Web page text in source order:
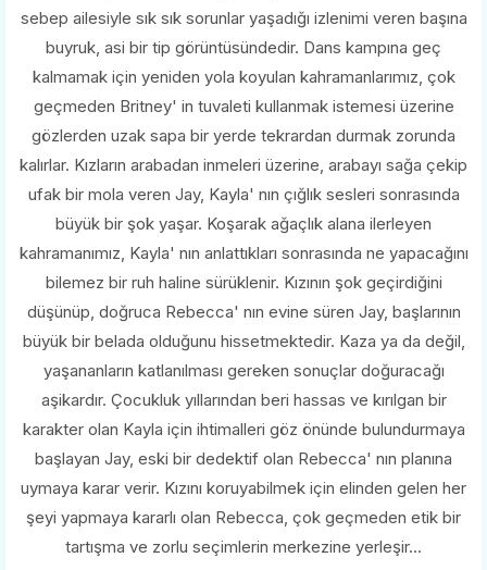
sebep ailesiyle sık sık sorunlar yaşadığı izlenimi veren başına
buyruk, asi bir tip görüntüsündedir. Dans kampına geç
kalmamak için yeniden yola koyulan kahramanlarımız, çok
geçmeden Britney' in tuvaleti kullanmak istemesi üzerine
gözlerden uzak sapa bir yerde tekrardan durmak zorunda
kalırlar. Kızların arabadan inmeleri üzerine, arabayı sağa çekip
ufak bir mola veren Jay, Kayla' nın çığlık sesleri sonrasında
büyük bir şok yaşar. Koşarak ağaçlık alana ilerleyen
kahramanımız, Kayla' nın anlattıkları sonrasında ne yapacağını
bilemez bir ruh haline sürüklenir. Kızının şok geçirdiğini
düşünüp, doğruca Rebecca' nın evine süren Jay, başlarının
büyük bir belada olduğunu hissetmektedir. Kaza ya da değil,
yaşananların katlanılması gereken sonuçlar doğuracağı
aşikardır. Çocukluk yıllarından beri hassas ve kırılgan bir
karakter olan Kayla için ihtimalleri göz önünde bulundurmaya
başlayan Jay, eski bir dedektif olan Rebecca' nın planına
uymaya karar verir. Kızını koruyabilmek için elinden gelen her
şeyi yapmaya kararlı olan Rebecca, çok geçmeden etik bir
tartışma ve zorlu seçimlerin merkezine yerleşir...